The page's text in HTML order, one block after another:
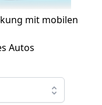
mit mobilen
Autos